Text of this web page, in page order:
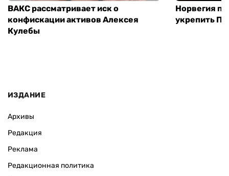
ВАКС рассматривает иск о
конфискации активов Алексея
Кулебы
Норвегия
укрепить
ИЗДАНИЕ
Архивы
Редакция
Реклама
Редакционная политика